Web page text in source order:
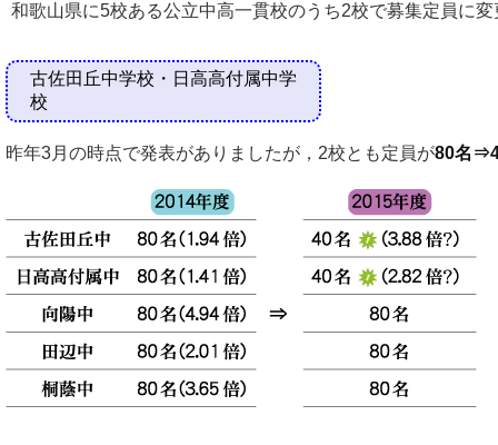
和歌山県に5校ある公立中高一貫校のうち2校で募集定員に
古佐田丘中学校・日高高付属中学
校
昨年3月の時点で発表がありましたが，2校とも定員が80名